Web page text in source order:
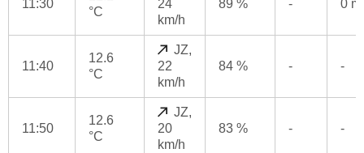
11:30
°C
24
km/h
89 % - 0
11:40
12.6
°C
JZ,
22
km/h
84 % - -
11:50
12.6
°C
JZ,
20
km/h
83 % - -